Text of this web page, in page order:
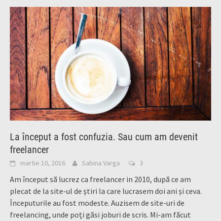
La început a fost confuzia. Sau cum am devenit
freelancer
martie 10, 2016 Sabina Varga 3
Am început să lucrez ca freelancer in 2010, după ce am
plecat de la site-ul de știri la care lucrasem doi ani și ceva.
Începuturile au fost modeste. Auzisem de site-uri de
freelancing, unde poți găsi joburi de scris. Mi-am făcut